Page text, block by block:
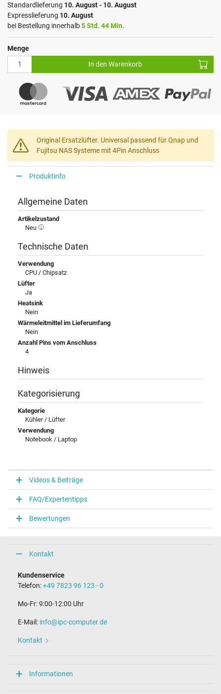
Standardlieferung 10. August - 10. August
Expresslieferung 10. August
bei Bestellung innerhalb5 Std. 44 Min.
Menge
In den Warenkorb
Original Ersatzlüfter. Universal passend für Qnap und
Fujitsu NAS Systeme mit 4Pin Anschluss
Produktinfo
Allgemeine Daten
Artikelzustand
Neu
Technische Daten
Verwendung
CPU / Chipsatz
Lüfter
Ja
Heatsink
Nein
Wärmeleitmittel im Lieferumfang
Nein
Anzahl Pins vom Anschluss
4
Hinweis
Kategorisierung
Kategorie
Kühler / Lüfter
Verwendung
Notebook / Laptop
Videos & Beiträge
FAQ/Expertentipps
Bewertungen
Kontakt
Kundenservice
Telefon:+49 7823 96 123 - 0
Mo-Fr: 9:00-12:00 Uhr
E-Mail: info@ipc-computer.de
Kontakt
Informationen